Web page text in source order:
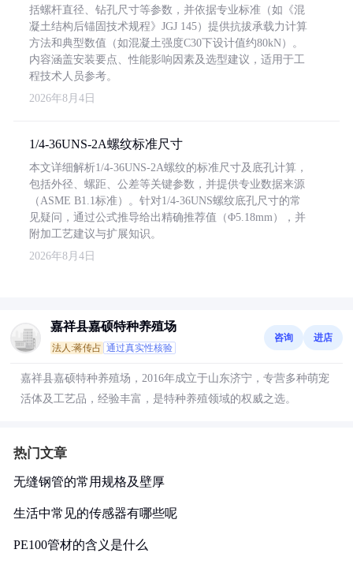
括螺杆直径、钻孔尺寸等参数，并依据专业标准（如《混
凝土结构后锚固技术规程》JGJ 145）提供抗拔承载力计算
方法和典型数值（如混凝土强度C30下设计值约80kN）。
内容涵盖安装要点、性能影响因素及选型建议，适用于工
程技术人员参考。
2026年8月4日
1/4-36UNS-2A螺纹标准尺寸
本文详细解析1/4-36UNS-2A螺纹的标准尺寸及底孔计算，
包括外径、螺距、公差等关键参数，并提供专业数据来源
（ASME B1.1标准）。针对1/4-36UNS螺纹底孔尺寸的常
见疑问，通过公式推导给出精确推荐值（Φ5.18mm），并
附加工艺建议与扩展知识。
2026年8月4日
嘉祥县嘉硕特种养殖场
法人:蒋传占 通过真实性核验
咨询 进店
嘉祥县嘉硕特种养殖场，2016年成立于山东济宁，专营多种萌宠
活体及工艺品，经验丰富，是特种养殖领域的权威之选。
热门文章
无缝钢管的常用规格及壁厚
生活中常见的传感器有哪些呢
PE100管材的含义是什么